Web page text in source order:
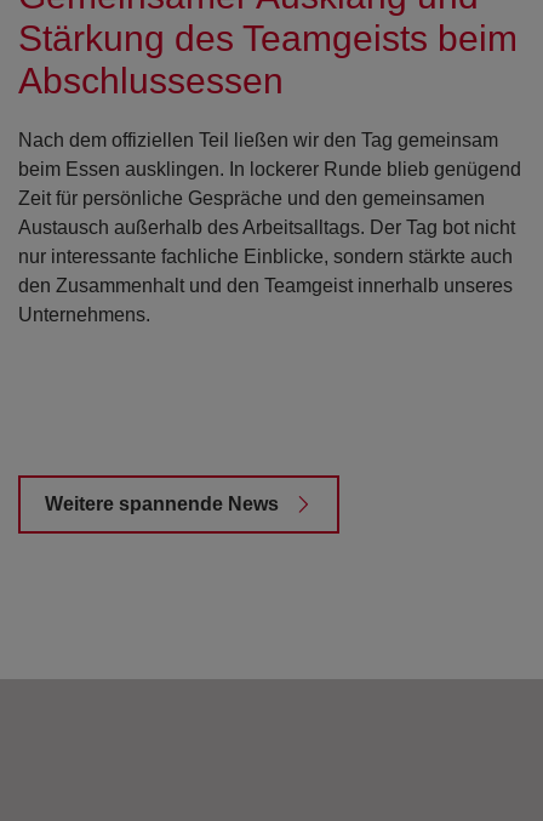
Stärkung des Teamgeists beim
Abschlussessen
Nach dem offiziellen Teil ließen wir den Tag gemeinsam
beim Essen ausklingen. In lockerer Runde blieb genügend
Zeit für persönliche Gespräche und den gemeinsamen
Austausch außerhalb des Arbeitsalltags. Der Tag bot nicht
nur interessante fachliche Einblicke, sondern stärkte auch
den Zusammenhalt und den Teamgeist innerhalb unseres
Unternehmens.
Weitere spannende News